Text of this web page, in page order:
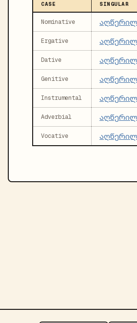
CASE SINGULAR
Nominative
Ergative
Dative
Genitive
Instrumental
Adverbial
Vocative